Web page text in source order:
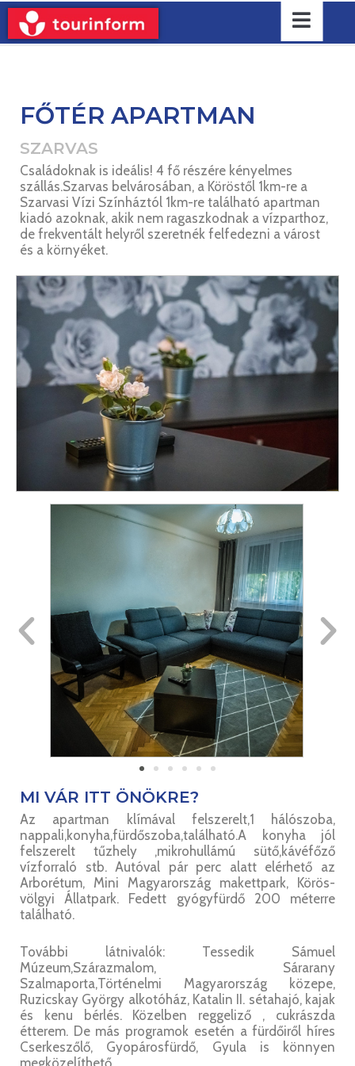
FŐTÉR APARTMAN
SZARVAS
Családoknak is ideális! 4 fő részére kényelmes
szállás.Szarvas belvárosában, a Köröstől 1km-re a
Szarvasi Vízi Színháztól 1km-re található apartman
kiadó azoknak, akik nem ragaszkodnak a vízparthoz,
de frekventált helyről szeretnék felfedezni a várost
és a környéket.
MI VÁR ITT ÖNÖKRE?
Az apartman klímával felszerelt,1 hálószoba,
nappali,konyha,fürdőszoba,található.A konyha jól
felszerelt tűzhely ,mikrohullámú sütő,kávéfőző
vízforraló stb. Autóval pár perc alatt elérhető az
Arborétum, Mini Magyarország makettpark, Körös-
völgyi Állatpark. Fedett gyógyfürdő 200 méterre
található.
További látnivalók: Tessedik Sámuel
Múzeum,Szárazmalom, Sárarany
Szalmaporta,Történelmi Magyarország közepe,
Ruzicskay György alkotóház, Katalin II. sétahajó, kajak
és kenu bérlés. Közelben reggeliző , cukrászda
étterem. De más programok esetén a fürdőiről híres
Cserkeszőlő, Gyopárosfürdő, Gyula is könnyen